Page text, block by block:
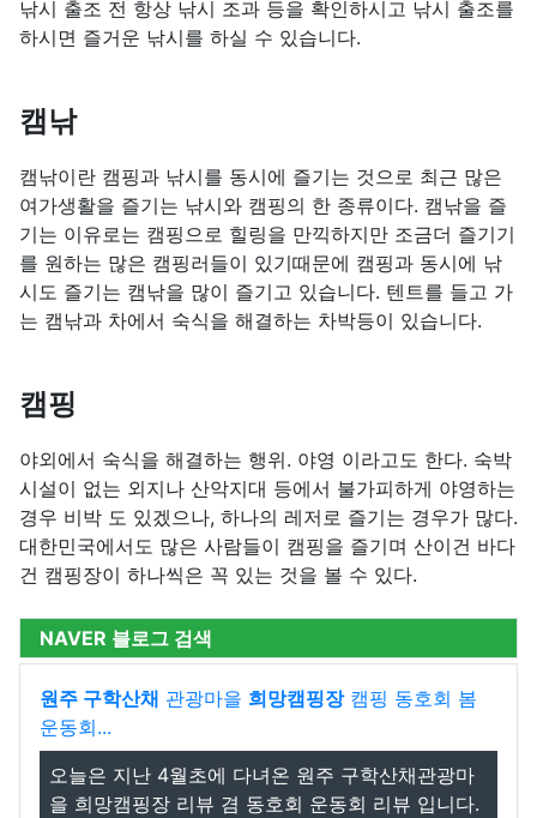
낚시 출조 전 항상 낚시 조과 등을 확인하시고 낚시 출조를
하시면 즐거운 낚시를 하실 수 있습니다.
캠낚
캠낚이란 캠핑과 낚시를 동시에 즐기는 것으로 최근 많은
여가생활을 즐기는 낚시와 캠핑의 한 종류이다. 캠낚을 즐
기는 이유로는 캠핑으로 힐링을 만끽하지만 조금더 즐기기
를 원하는 많은 캠핑러들이 있기때문에 캠핑과 동시에 낚
시도 즐기는 캠낚을 많이 즐기고 있습니다. 텐트를 들고 가
는 캠낚과 차에서 숙식을 해결하는 차박등이 있습니다.
캠핑
야외에서 숙식을 해결하는 행위. 야영 이라고도 한다. 숙박
시설이 없는 외지나 산악지대 등에서 불가피하게 야영하는
경우 비박 도 있겠으나, 하나의 레저로 즐기는 경우가 많다.
대한민국에서도 많은 사람들이 캠핑을 즐기며 산이건 바다
건 캠핑장이 하나씩은 꼭 있는 것을 볼 수 있다.
NAVER 블로그 검색
원주 구학산채 관광마을 희망캠핑장캠핑 동호회 봄
운동회...
오늘은 지난 4월초에 다녀온 원주 구학산채관광마
을 희망캠핑장 리뷰 겸 동호회 운동회 리뷰 입니다.